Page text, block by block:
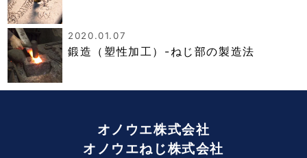
2020.01.07
鍛造（塑性加工）-ねじ部の製造法
オノウエ株式会社
オノウエねじ株式会社